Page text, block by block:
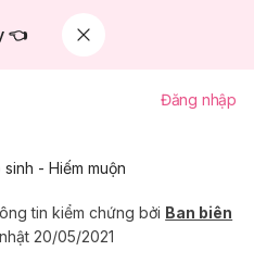
👈
Đăng nhập
sinh - Hiếm muộn
tin kiểm chứng bởi Ban biên
20/05/2021